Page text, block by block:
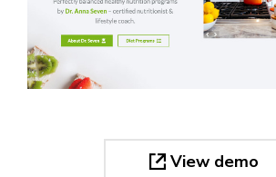
View demo